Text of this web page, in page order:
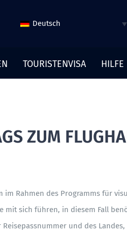
Deutsch
TOURISTENVISA HILFE
ZUM
Rahmen des Programms für
sich führen, in diesem Fall
und des